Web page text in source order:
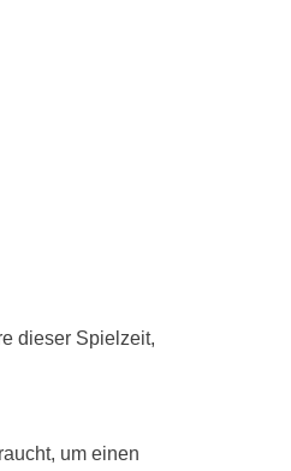
dieser Spielzeit,
um einen